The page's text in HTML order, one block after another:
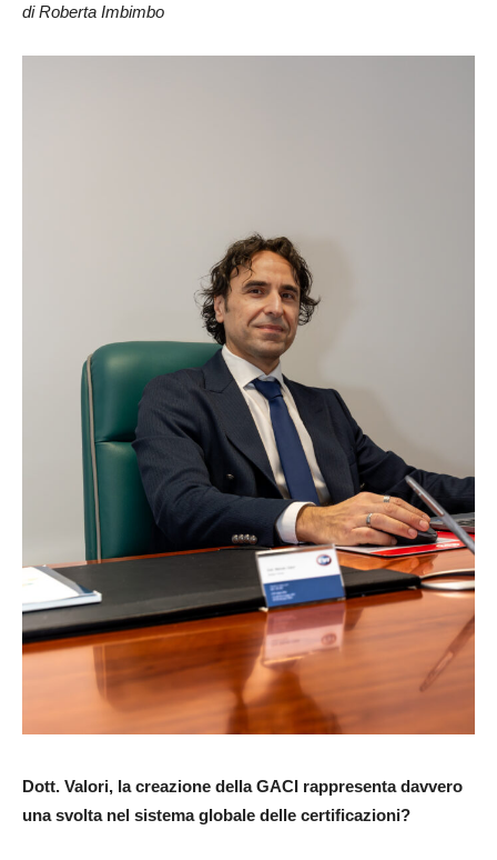
di Roberta Imbimbo
Dott. Valori, la creazione della GACI rappresenta davvero
una svolta nel sistema globale delle certificazioni?